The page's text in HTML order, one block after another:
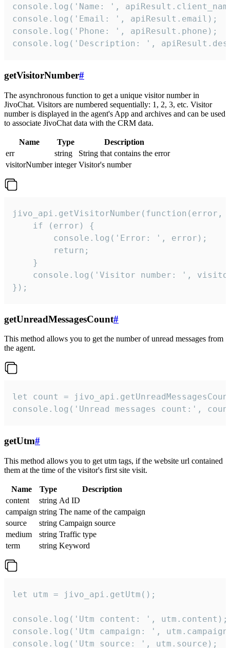
console.log('Name: ',
console.log('Email: ', apiResult.email);
console.log('Phone: ', apiResult.phone);
console.log('Description: ',
getVisitorNumber#
The asynchronous function to get a unique visitor number in
JivoChat. Visitors are numbered sequentially: 1, 2, 3, etc. Visitor
number is displayed in the agent's App and archives and can be used
to associate JivoChat data with the CRM data.
Name Type
Description
err
string
String that contains the error
visitorNumber integer Visitor's number
jivo_api.getVisitorNumber(function(error,
    if (error) {
        console.log('Error: ', error);
        return;
    }
console.log('Visitor number: ',
});
getUnreadMessagesCount#
This method allows you to get the number of unread messages from
the agent.
let count =
console.log('Unread messages count:',
getUtm#
This method allows you to get utm tags, if the website url contained
them at the time of the visitor's first site visit.
Name Type
Description
content
string Ad ID
campaign string The name of the campaign
source
string Campaign source
medium
string Traffic type
term
string Keyword
let utm = jivo_api.getUtm();
console.log('Utm content: ', utm.content);
console.log('Utm campaign: ',
console.log('Utm source: ', utm.source);